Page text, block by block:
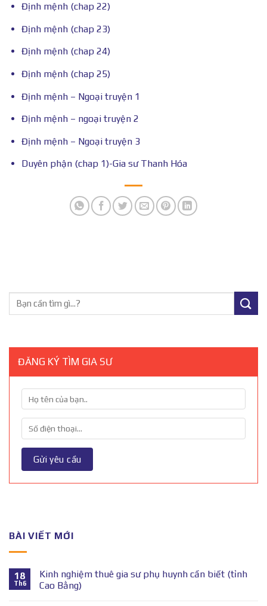
Định mệnh (chap 22)
Định mệnh (chap 23)
Định mệnh (chap 24)
Định mệnh (chap 25)
Định mệnh – Ngoại truyện 1
Định mệnh – ngoại truyện 2
Định mệnh – Ngoại truyện 3
Duyên phận (chap 1)-Gia sư Thanh Hóa
ĐĂNG KÝ TÌM GIA SƯ
BÀI VIẾT MỚI
18
Th6
Kinh nghiệm thuê gia sư phụ huynh cần biết (tỉnh
Cao Bằng)